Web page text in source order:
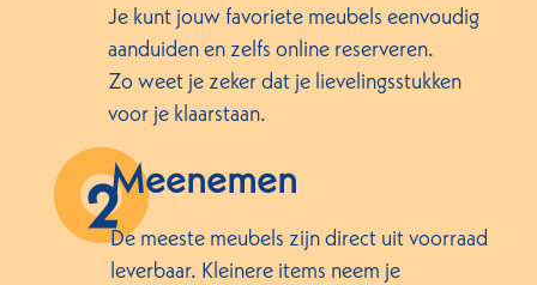
Je kunt jouw favoriete meubels eenvoudig
aanduiden en zelfs online reserveren.
Zo weet je zeker dat je lievelingsstukken
voor je klaarstaan.
Meenemen
De meeste meubels zijn direct uit voorraad
leverbaar. Kleinere items neem je